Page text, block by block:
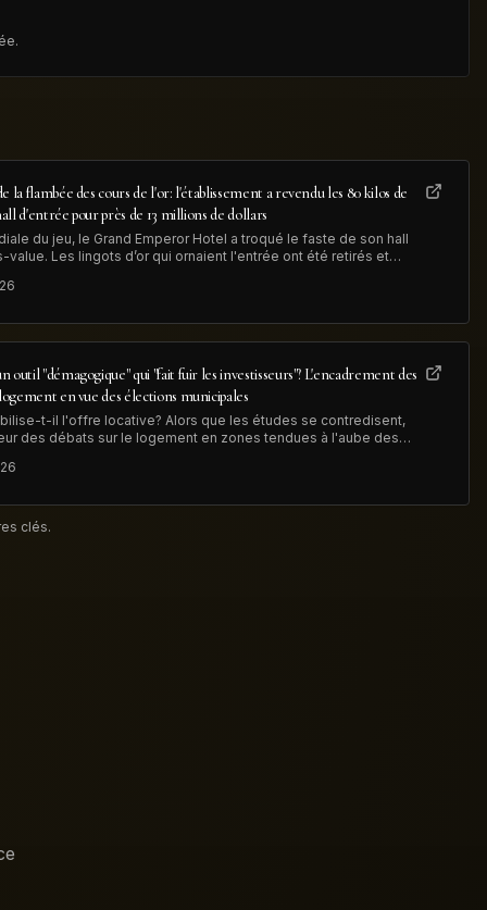
la flambée des cours de l'or: l'établissement a revendu les 80 kilos de
d'entrée pour près de 13 millions de dollars
du jeu, le Grand Emperor Hotel a troqué le faste de son hall
Les lingots d’or qui ornaient l'entrée ont été retirés et
outil "démagogique" qui "fait fuir les investisseurs"? L'encadrement des
en vue des élections municipales
t-il l'offre locative? Alors que les études se contredisent,
des débats sur le logement en zones tendues à l'aube des
clés.